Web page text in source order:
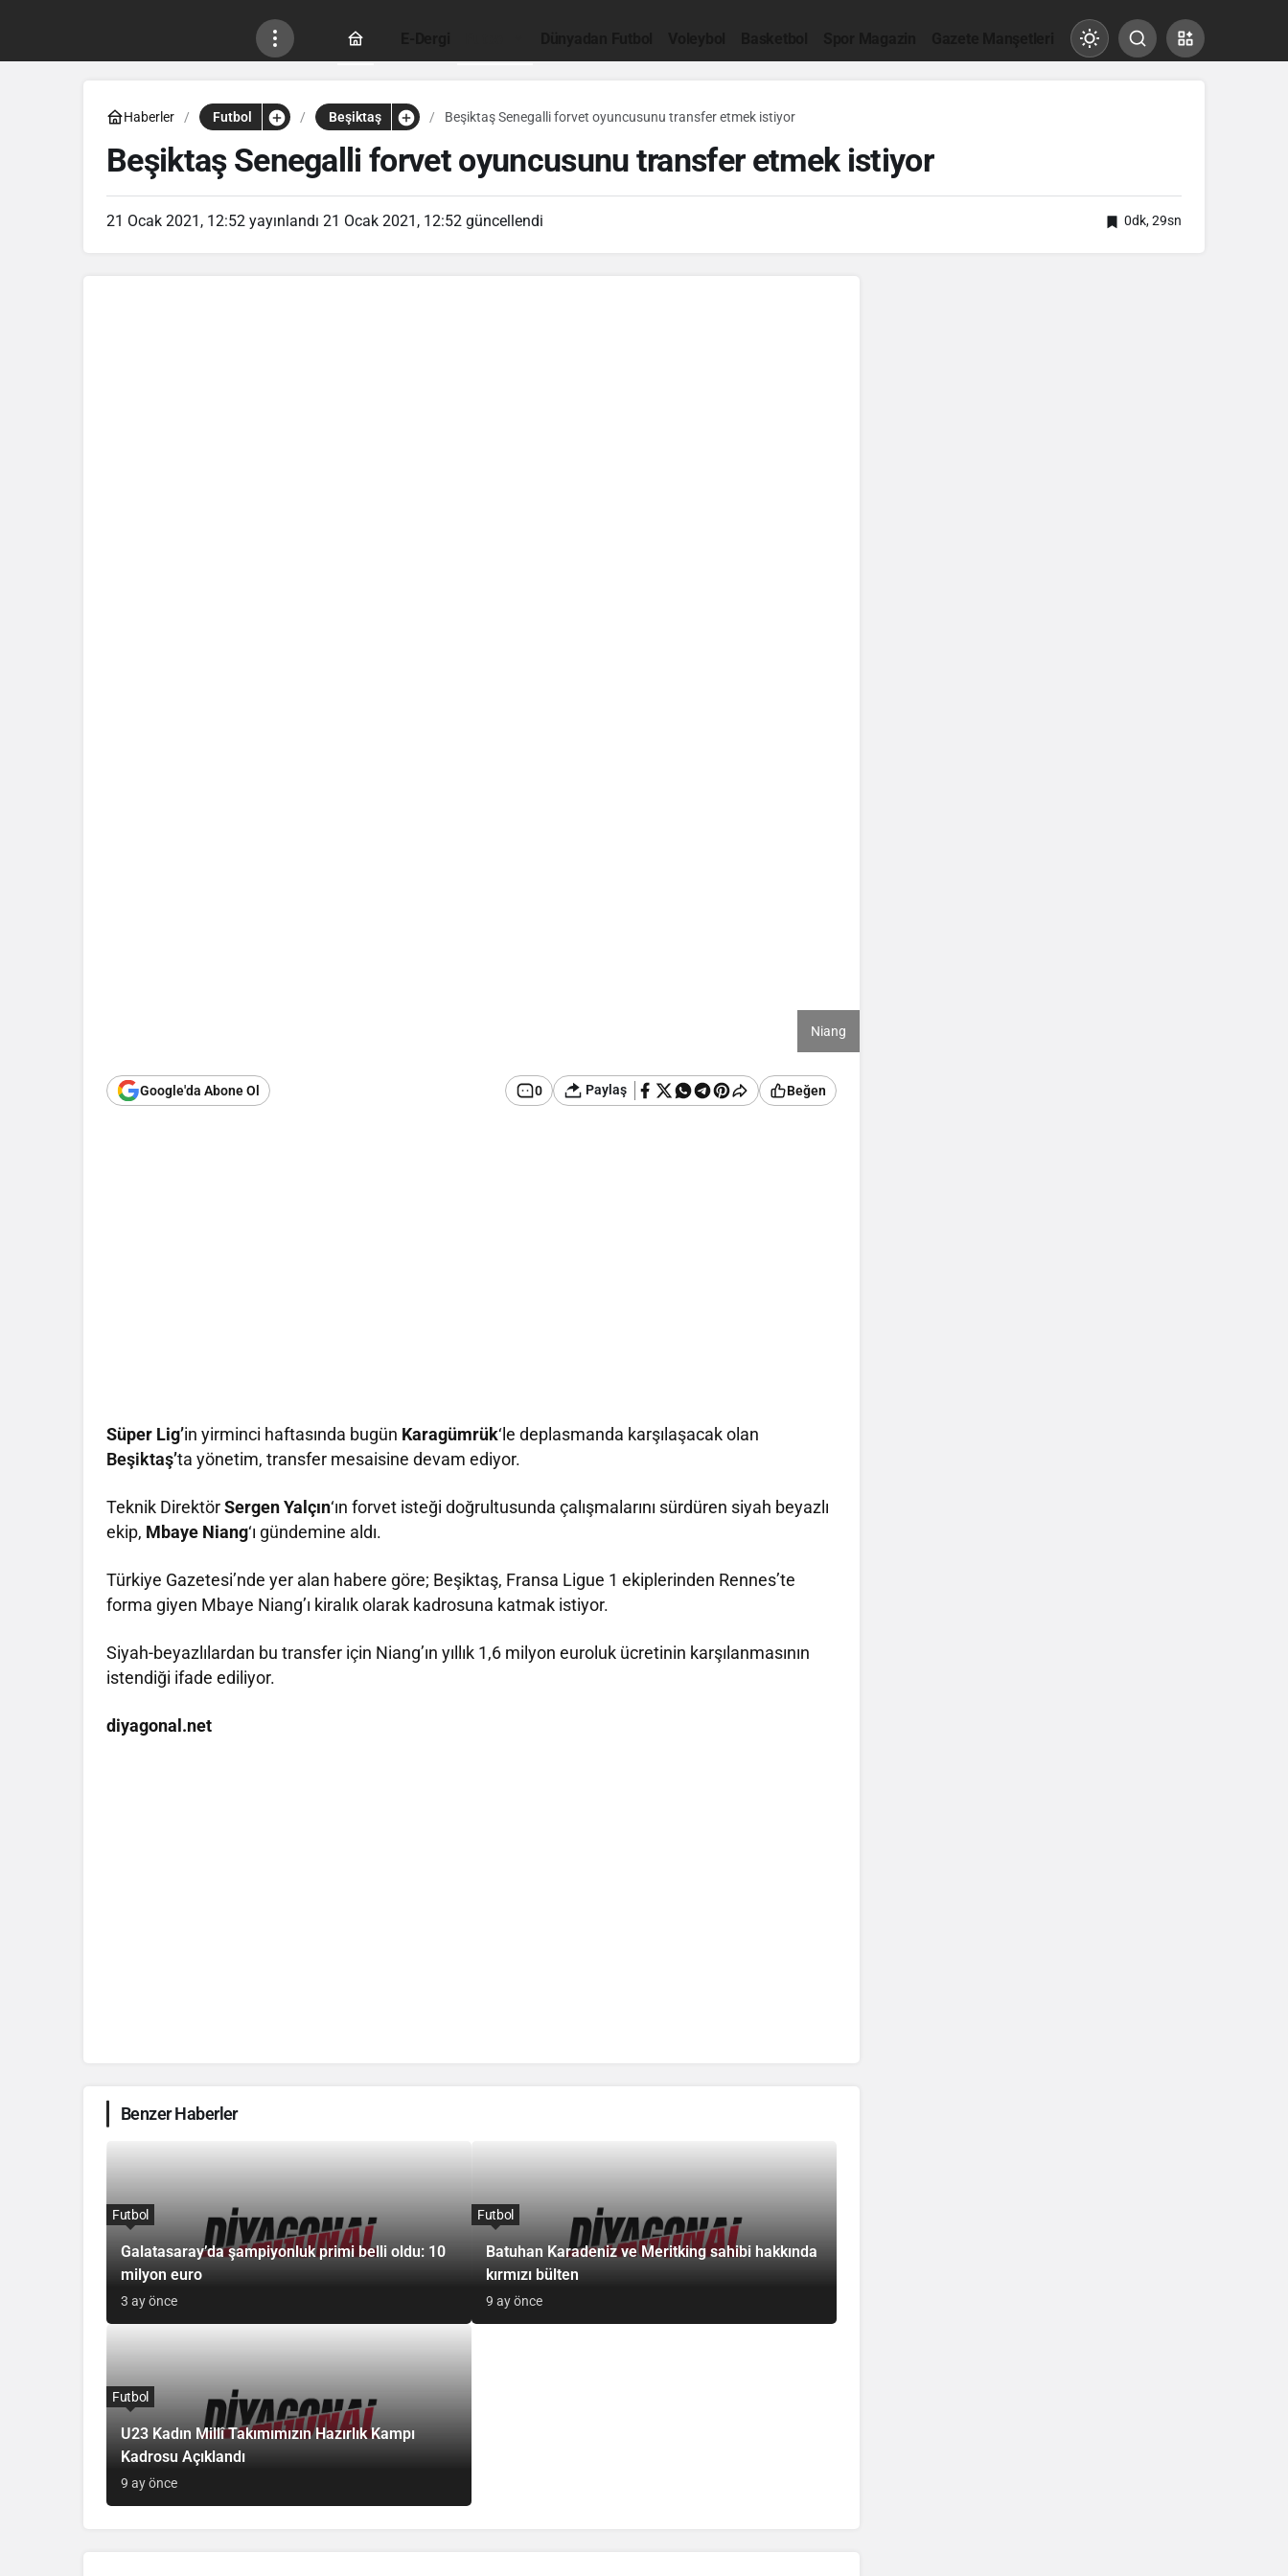
Mod
değiştir
Gündüz Modu
Gündüz modunu seçin.
Haberler Futbol Beşiktaş Beşiktaş Senegalli forvet oyuncusunu transfer etmek istiyor
Beşiktaş Senegalli forvet oyuncusunu transfer etmek istiyor
21 Ocak 2021, 12:52 yayınlandı 21 Ocak 2021, 12:52 güncellendi 0dk, 29sn
Niang
Google'da Abone Ol 0 Paylaş Beğen
Süper Lig’in yirminci haftasında bugün Karagümrük‘le deplasmanda karşılaşacak olan
Beşiktaş’ta yönetim, transfer mesaisine devam ediyor.
Teknik DirektörSergen Yalçın‘ın forvet isteği doğrultusunda çalışmalarını sürdüren siyah beyazlı
ekip, Mbaye Niang‘ı gündemine aldı.
Türkiye Gazetesi’nde yer alan habere göre; Beşiktaş, Fransa Ligue 1 ekiplerinden Rennes’te
forma giyen Mbaye Niang’ı kiralık olarak kadrosuna katmak istiyor.
Siyah-beyazlılardan bu transfer için Niang’ın yıllık 1,6 milyon euroluk ücretinin karşılanmasının
istendiği ifade ediliyor.
diyagonal.net
Benzer Haberler
Galatasaray’da şampiyonluk primi belli oldu: 10
milyon euro
Futbol
3 ay önce
Batuhan Karadeniz ve Meritking sahibi hakkında
kırmızı bülten
Futbol
9 ay önce
U23 Kadın Millî Takımımızın Hazırlık Kampı
Kadrosu Açıklandı
Futbol
9 ay önce